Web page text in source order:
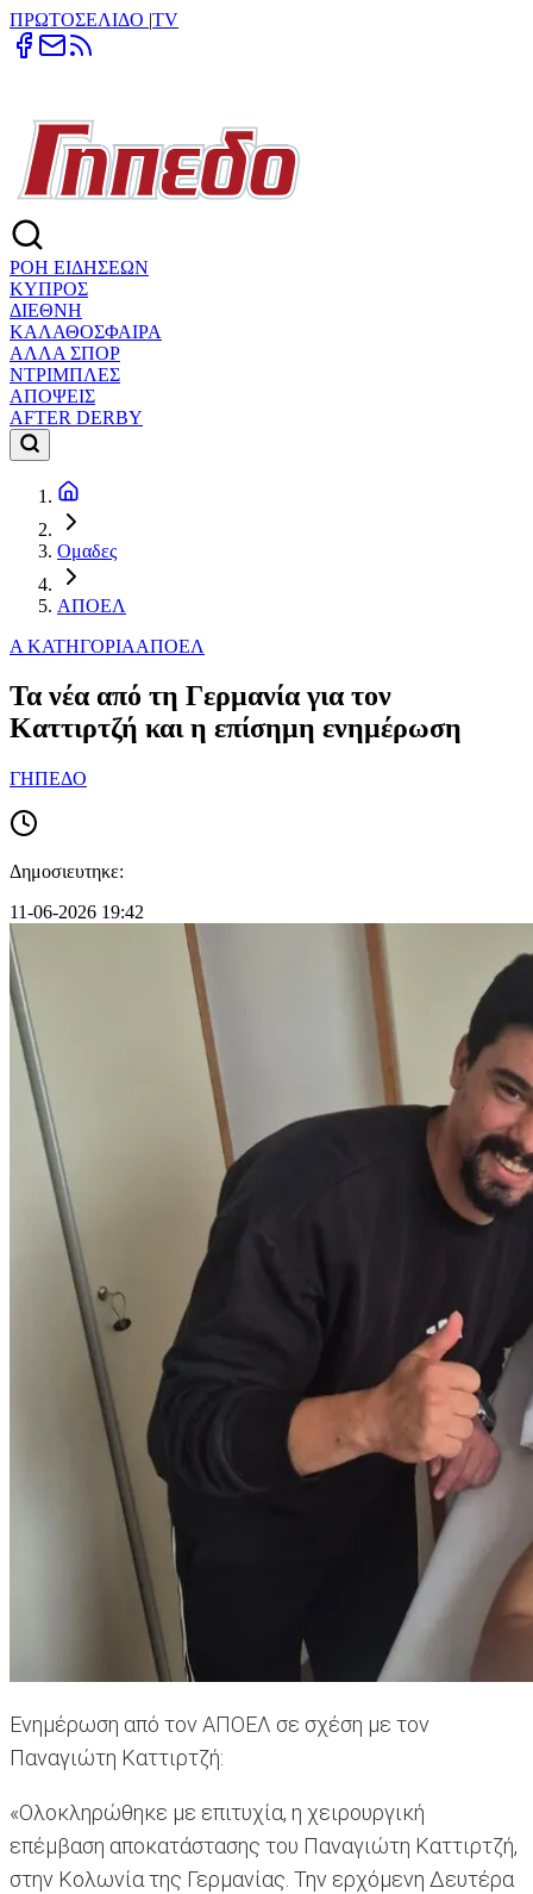
ΠΡΩΤΟΣΕΛΙΔΟ |TV
ΡΟΗ ΕΙΔΗΣΕΩΝ
ΚΥΠΡΟΣ
ΔΙΕΘΝΗ
ΚΑΛΑΘΟΣΦΑΙΡΑ
ΑΛΛΑ ΣΠΟΡ
ΝΤΡΙΜΠΛΕΣ
ΑΠΟΨΕΙΣ
AFTER DERBY
Ομαδες
ΑΠΟΕΛ
Α ΚΑΤΗΓΟΡΙΑΑΠΟΕΛ
Τα νέα από τη Γερμανία για τον
Καττιρτζή και η επίσημη ενημέρωση
ΓΗΠΕΔΟ
Δημοσιευτηκε:
11-06-2026 19:42
Ενημέρωση από τον ΑΠΟΕΛ σε σχέση με τον
Παναγιώτη Καττιρτζή:
«Ολοκληρώθηκε με επιτυχία, η χειρουργική
επέμβαση αποκατάστασης του Παναγιώτη Καττιρτζή,
στην Κολωνία της Γερμανίας. Την ερχόμενη Δευτέρα